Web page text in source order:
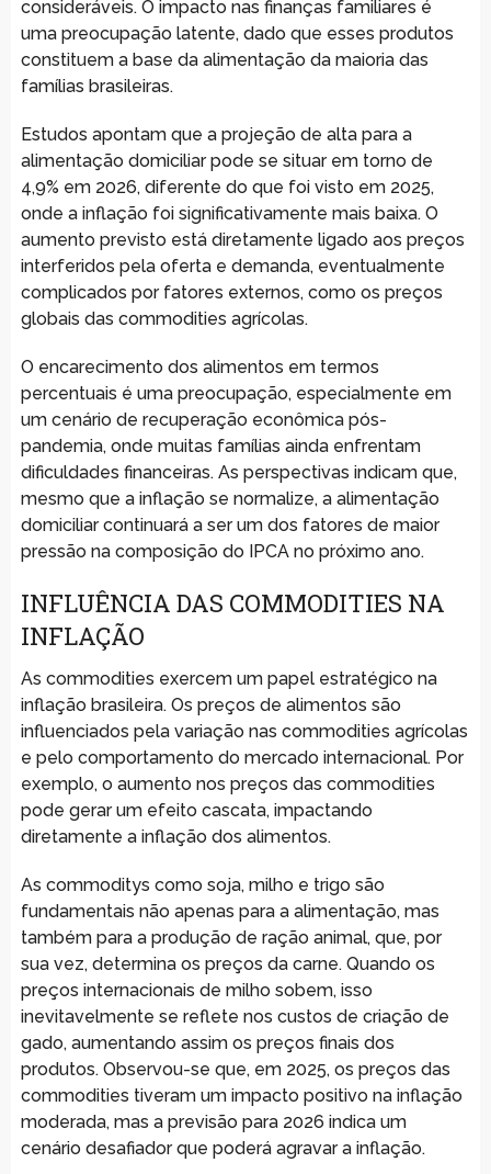
consideráveis. O impacto nas finanças familiares é
uma preocupação latente, dado que esses produtos
constituem a base da alimentação da maioria das
famílias brasileiras.
Estudos apontam que a projeção de alta para a
alimentação domiciliar pode se situar em torno de
4,9% em 2026, diferente do que foi visto em 2025,
onde a inflação foi significativamente mais baixa. O
aumento previsto está diretamente ligado aos preços
interferidos pela oferta e demanda, eventualmente
complicados por fatores externos, como os preços
globais das commodities agrícolas.
O encarecimento dos alimentos em termos
percentuais é uma preocupação, especialmente em
um cenário de recuperação econômica pós-
pandemia, onde muitas famílias ainda enfrentam
dificuldades financeiras. As perspectivas indicam que,
mesmo que a inflação se normalize, a alimentação
domiciliar continuará a ser um dos fatores de maior
pressão na composição do IPCA no próximo ano.
INFLUÊNCIA DAS COMMODITIES NA
INFLAÇÃO
As commodities exercem um papel estratégico na
inflação brasileira. Os preços de alimentos são
influenciados pela variação nas commodities agrícolas
e pelo comportamento do mercado internacional. Por
exemplo, o aumento nos preços das commodities
pode gerar um efeito cascata, impactando
diretamente a inflação dos alimentos.
As commoditys como soja, milho e trigo são
fundamentais não apenas para a alimentação, mas
também para a produção de ração animal, que, por
sua vez, determina os preços da carne. Quando os
preços internacionais de milho sobem, isso
inevitavelmente se reflete nos custos de criação de
gado, aumentando assim os preços finais dos
produtos. Observou-se que, em 2025, os preços das
commodities tiveram um impacto positivo na inflação
moderada, mas a previsão para 2026 indica um
cenário desafiador que poderá agravar a inflação.